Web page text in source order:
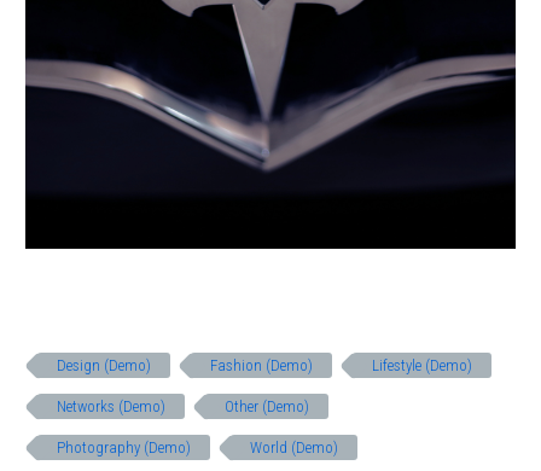
Design (Demo) Fashion (Demo) Lifestyle (Demo)
Networks (Demo) Other (Demo)
Photography (Demo) World (Demo)